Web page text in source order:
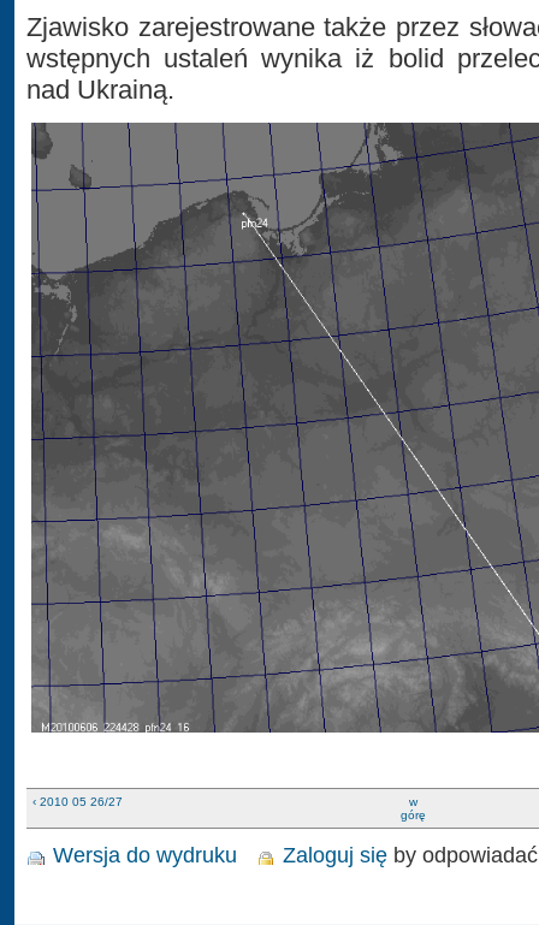
Zjawisko zarejestrowane także przez
wstępnych ustaleń wynika iż bolid
nad Ukrainą.
‹ 2010 05 26/27
w
górę
Wersja do wydruku Zaloguj się by odpowiadać